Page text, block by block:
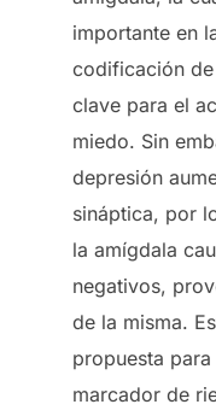
importante en
codificación
clave para el
miedo. Sin
depresión
sináptica, por
la amígdala
negativos,
de la misma.
propuesta
marcador de